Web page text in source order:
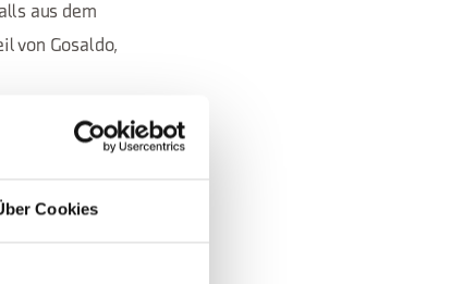
Cookies
aus dem
von Gosaldo,
zu
Italien und